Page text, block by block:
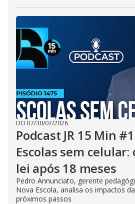
DO R7/30/07/2026
Podcast JR 15 Min
Escolas sem
lei após 18 meses
Pedro Annunciato, gerente
Nova Escola, analisa os impactos
próximos passos